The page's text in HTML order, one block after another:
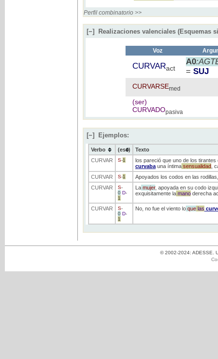
Perfil combinatorio >>
[−] Realizaciones valenciales (Esquemas
Voz
CURVARact
A0
= SUJ
CURVARSEmed
(ser)
CURVADOpasiva
[−] Ejemplos:
Verbo (ess)
Texto
CURVAR
S-1
los pareció que uno de los
curvabauna íntimasensualidad,
CURVAR
S-1
Apoyados los codos en las rodillas,
CURVAR
S-
0 D-
1
Lamujer, apoyada en su codo
exquisitamente lamanoderecha
CURVAR S-
0 D-
1
No, no fue el viento loquelas
© 2002-2024: ADESSE.